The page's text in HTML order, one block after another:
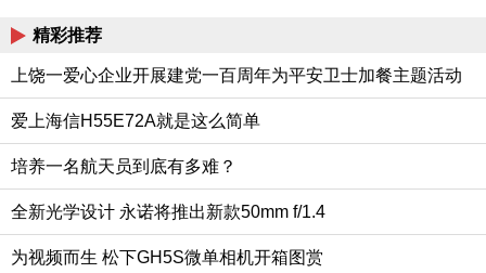
精彩推荐
上饶一爱心企业开展建党一百周年为平安卫士加餐主题活动
爱上海信H55E72A就是这么简单
培养一名航天员到底有多难？
全新光学设计 永诺将推出新款50mm f/1.4
为视频而生 松下GH5S微单相机开箱图赏